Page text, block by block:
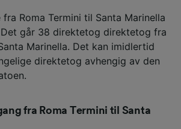
fra Roma Termini til Santa Marinella
går 38 direktetog direktetog fra
Marinella. Det kan imidlertid
direktetog avhengig av den
fra Roma Termini til Santa